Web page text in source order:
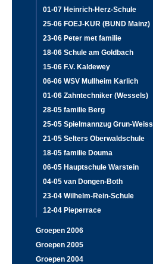
01-07 Heinrich-Herz-Schule
25-06 FOEJ-KUR (BUND Mainz)
23-06 Peter met familie
18-06 Schule am Goldbach
15-06 F.V. Kaldewey
06-06 WSV Mullheim Karlich
01-06 Zahntechniker (Wessels)
28-05 familie Berg
25-05 Spielmannzug Grun-Weiss
21-05 Selters Oberwaldschule
18-05 familie Douma
06-05 Hauptschule Warstein
04-05 van Dongen-Both
23-04 Wilhelm-Rein-Schule
12-04 Pieperrace
Groepen 2006
Groepen 2005
Groepen 2004